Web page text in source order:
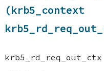
krb5_rd_req_out_ctx